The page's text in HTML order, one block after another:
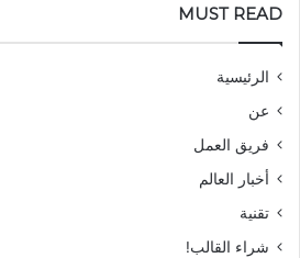
MUST READ
الرئيسية
عن
فريق العمل
أخبار العالم
تقنية
شراء القالب!